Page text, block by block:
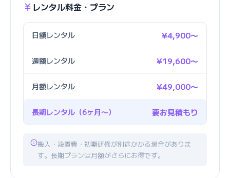
レンタル料金・プラン
日額レンタル ¥4,900〜
週額レンタル ¥19,600〜
月額レンタル ¥49,000〜
長期レンタル（6ヶ月〜） 要お見積もり
搬入・設置費・初期研修が別途かかる場合がありま
す。長期プランは月額がさらにお得です。